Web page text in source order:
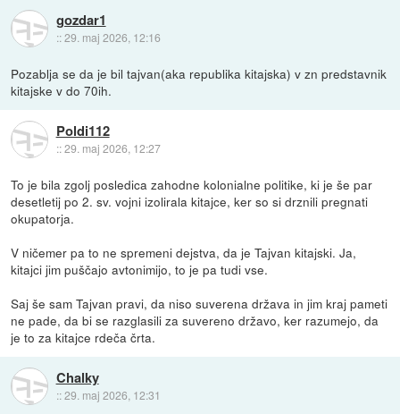
gozdar1
::29. maj 2026, 12:16
Pozablja se da je bil tajvan(aka republika kitajska) v zn predstavnik
kitajske v do 70ih.
Poldi112
::29. maj 2026, 12:27
To je bila zgolj posledica zahodne kolonialne politike, ki je še par
desetletij po 2. sv. vojni izolirala kitajce, ker so si drznili pregnati
okupatorja.
V ničemer pa to ne spremeni dejstva, da je Tajvan kitajski. Ja,
kitajci jim puščajo avtonimijo, to je pa tudi vse.
Saj še sam Tajvan pravi, da niso suverena država in jim kraj pameti
ne pade, da bi se razglasili za suvereno državo, ker razumejo, da
je to za kitajce rdeča črta.
Chalky
::29. maj 2026, 12:31